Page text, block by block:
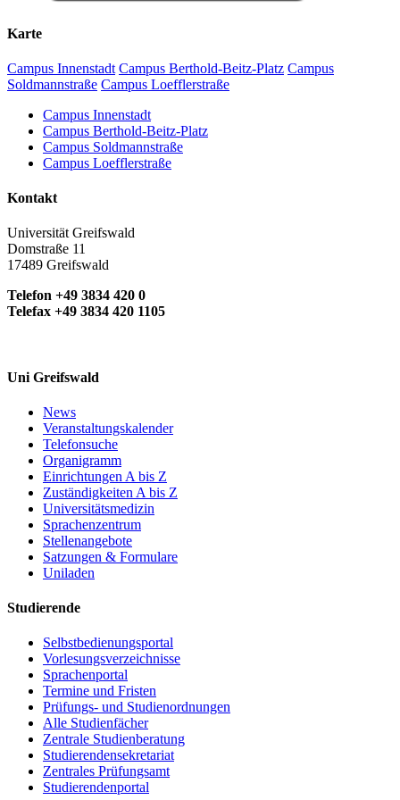
Karte
Campus Innenstadt Campus Berthold-Beitz-Platz Campus
Soldmannstraße Campus Loefflerstraße
Campus Innenstadt
Campus Berthold-Beitz-Platz
Campus Soldmannstraße
Campus Loefflerstraße
Kontakt
Universität Greifswald
Domstraße 11
17489 Greifswald
Telefon +49 3834 420 0
Telefax +49 3834 420 1105
Uni Greifswald
News
Veranstaltungskalender
Telefonsuche
Organigramm
Einrichtungen A bis Z
Zuständigkeiten A bis Z
Universitätsmedizin
Sprachenzentrum
Stellenangebote
Satzungen & Formulare
Uniladen
Studierende
Selbstbedienungsportal
Vorlesungsverzeichnisse
Sprachenportal
Termine und Fristen
Prüfungs- und Studienordnungen
Alle Studienfächer
Zentrale Studienberatung
Studierendensekretariat
Zentrales Prüfungsamt
Studierendenportal